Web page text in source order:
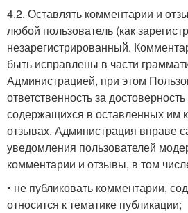
4.2. Оставлять комментарии и
любой пользователь (как
незарегистрированный.
быть исправлены в части
Администрацией, при этом
ответственность за
содержащихся в оставленных им
отзывах. Администрация вправе
уведомления пользователей
комментарии и отзывы, в том
• не публиковать комментарии,
относится к тематике публикации;